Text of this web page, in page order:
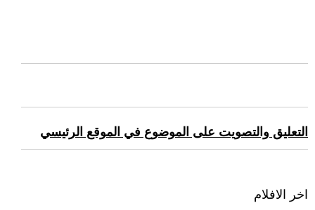
التعليق والتصويت على الموضوع في الموقع الرئيسي
اخر الافلام